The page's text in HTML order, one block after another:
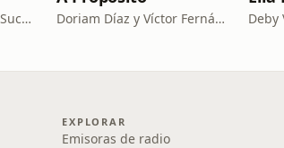
Otto Guevara y Daniel Suchar Doriam Díaz y Víctor Fernández G Deby
EXPLORAR
Emisoras de radio